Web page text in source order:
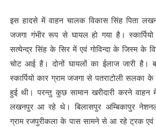
इस हादसे में वाहन चालक विकास सिंह पिता लखन
जजगा गंभीर रूप से घायल हो गया है।
सत्येन्द्र सिंह के सिर में एवं गोविन्दा के जिस्म के
चोट आई है। दोनों घायलों का ईलाज जारी है।
स्कार्पियो कार ग्राम जजगा से पतराटोली सलका
हुई थी। परन्तु कुछ सामान खरीदारी करने वाहन
लखनपुर आ रहे थे। बिलासपुर अम्बिकापुर
ग्राम रजपुरीकला के पास सामने से आ रहे ट्रक एवं